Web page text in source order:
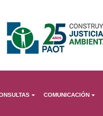
COMUNICACIÓN